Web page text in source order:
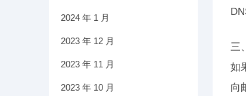
三
如
向
2024 年 1 月
2023 年 12 月
2023 年 11 月
2023 年 10 月